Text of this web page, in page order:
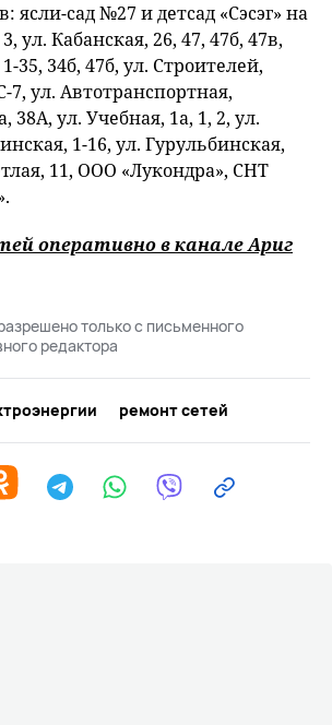
ясли-сад №27 и детсад «Сэсэг» на
ул. Кабанская, 26, 47, 47б, 47в,
35, 34б, 47б, ул. Строителей,
7, ул. Автотранспортная,
38А, ул. Учебная, 1а, 1, 2, ул.
1-16, ул. Гурульбинская,
11, ООО «Лукондра», СНТ
оперативно в канале Ариг
только с письменного
редактора
ремонт сетей